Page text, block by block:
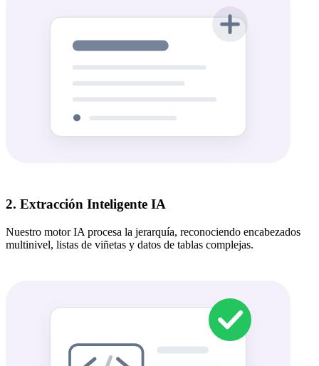
2. Extracción Inteligente IA
Nuestro motor IA procesa la jerarquía, reconociendo encabezados
multinivel, listas de viñetas y datos de tablas complejas.